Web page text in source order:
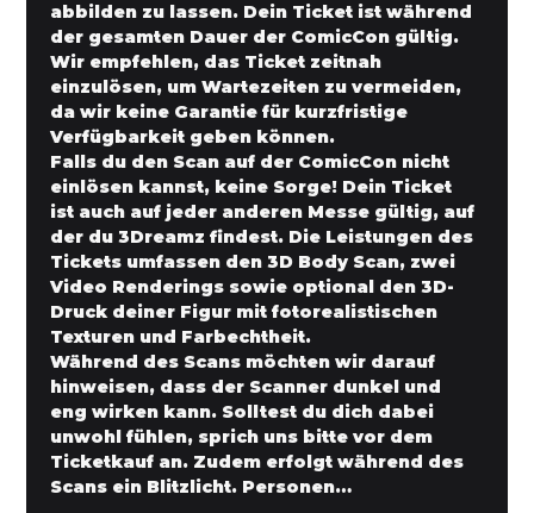
abbilden zu lassen. Dein Ticket ist während
der gesamten Dauer der ComicCon gültig.
Wir empfehlen, das Ticket zeitnah
einzulösen, um Wartezeiten zu vermeiden,
da wir keine Garantie für kurzfristige
Verfügbarkeit geben können.
Falls du den Scan auf der ComicCon nicht
einlösen kannst, keine Sorge! Dein Ticket
ist auch auf jeder anderen Messe gültig, auf
der du 3Dreamz findest. Die Leistungen des
Tickets umfassen den 3D Body Scan, zwei
Video Renderings sowie optional den 3D-
Druck deiner Figur mit fotorealistischen
Texturen und Farbechtheit.
Während des Scans möchten wir darauf
hinweisen, dass der Scanner dunkel und
eng wirken kann. Solltest du dich dabei
unwohl fühlen, sprich uns bitte vor dem
Ticketkauf an. Zudem erfolgt während des
Scans ein Blitzlicht. Personen…